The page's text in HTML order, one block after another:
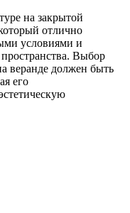
на закрытой
отлично
условиями и
Выбор
веранде должен быть
его